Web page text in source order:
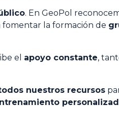
. En GeoPol
fomentar la formación de
el apoyo constante,
nuestros recursos